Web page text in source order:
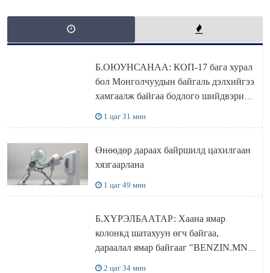
Б.ОЮУНСАНАА: КОП-17 бага хурал
бол Монголчуудын байгаль дэлхийгээ
хамгаалж байгаа бодлого шийдвэрийг
1 цаг 31 мин
Өнөөдөр дараах байршилд цахилгаан
хязгаарлана
1 цаг 49 мин
Б.ХҮРЭЛБААТАР: Хаана ямар
колонкд шатахуун өгч байгаа,
дараалал ямар байгааг "BENZIN.MN”
2 цаг 34 мин